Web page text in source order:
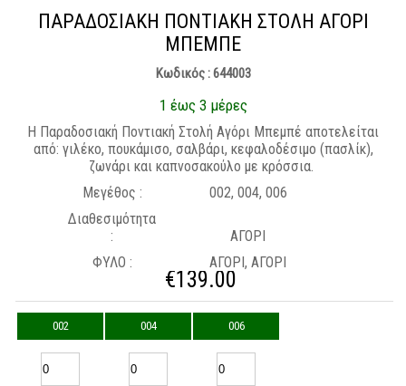
ΠΑΡΑΔΟΣΙΑΚΉ ΠΟΝΤΙΑΚΉ ΣΤΟΛΉ ΑΓΌΡΙ
ΜΠΕΜΠΈ
Κωδικός : 644003
1 έως 3 μέρες
H Παραδοσιακή Ποντιακή Στολή Αγόρι Μπεμπέ αποτελείται
από: γιλέκο, πουκάμισο, σαλβάρι, κεφαλοδέσιμο (πασλίκ),
ζωνάρι και καπνοσακούλo με κρόσσια.
Μεγέθος :
002, 004, 006
Διαθεσιμότητα
:
ΑΓΟΡΙ
ΦΥΛΟ :
ΑΓΟΡΙ, ΑΓΟΡΙ
€139.00
002 004 006